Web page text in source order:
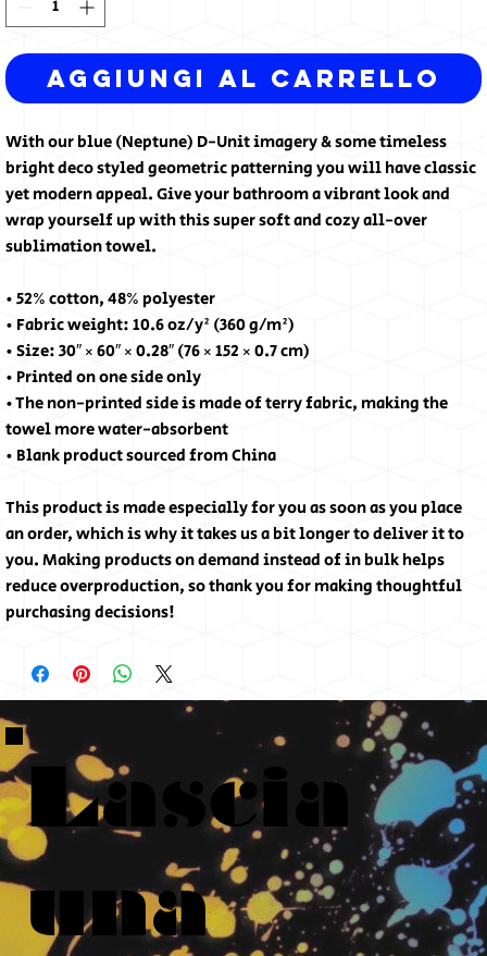
Aggiungi al carrello
With our blue (Neptune) D-Unit imagery & some timeless
bright deco styled geometric patterning you will have classic
yet modern appeal. Give your bathroom a vibrant look and
wrap yourself up with this super soft and cozy all-over
sublimation towel.
• 52% cotton, 48% polyester
• Fabric weight: 10.6 oz/y² (360 g/m²)
• Size: 30″ × 60″ × 0.28″ (76 × 152 × 0.7 cm)
• Printed on one side only
• The non-printed side is made of terry fabric, making the
towel more water-absorbent
• Blank product sourced from China
This product is made especially for you as soon as you place
an order, which is why it takes us a bit longer to deliver it to
you. Making products on demand instead of in bulk helps
reduce overproduction, so thank you for making thoughtful
purchasing decisions!
Lascia
una